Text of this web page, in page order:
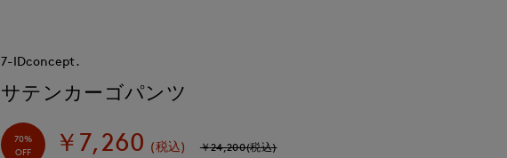
7-IDconcept.
サテンカーゴパンツ
70%
OFF
￥7,260 (税込) ￥24,200(税込)